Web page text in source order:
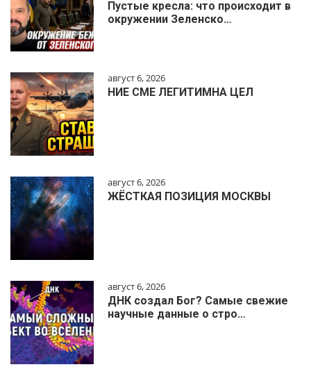
Пустые кресла: что происходит в
окружении Зеленско…
август 6, 2026
НИЕ СМЕ ЛЕГИТИМНА ЦЕЛ
август 6, 2026
ЖЁСТКАЯ ПОЗИЦИЯ МОСКВЫ
август 6, 2026
ДНК создал Бог? Самые свежие
научные данные о стро…